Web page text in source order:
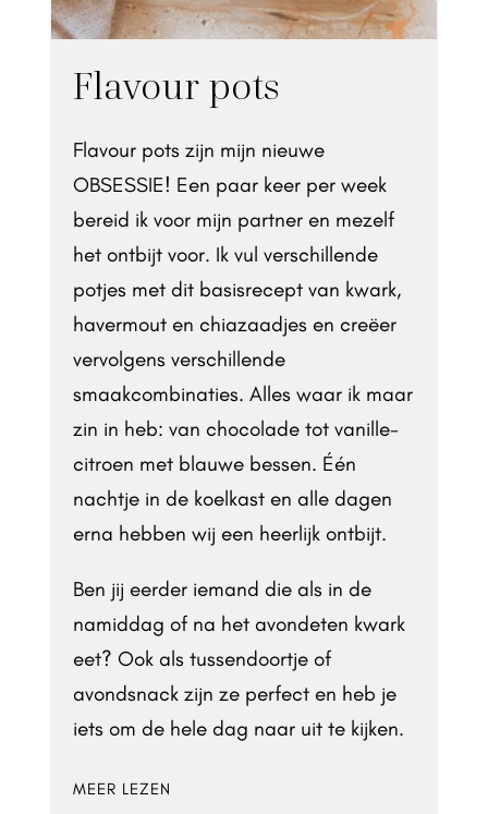
Flavour pots
Flavour pots zijn mijn nieuwe
OBSESSIE! Een paar keer per week
bereid ik voor mijn partner en mezelf
het ontbijt voor. Ik vul verschillende
potjes met dit basisrecept van kwark,
havermout en chiazaadjes en creëer
vervolgens verschillende
smaakcombinaties. Alles waar ik maar
zin in heb: van chocolade tot vanille-
citroen met blauwe bessen. Één
nachtje in de koelkast en alle dagen
erna hebben wij een heerlijk ontbijt.
Ben jij eerder iemand die als in de
namiddag of na het avondeten kwark
eet? Ook als tussendoortje of
avondsnack zijn ze perfect en heb je
iets om de hele dag naar uit te kijken.
MEER LEZEN